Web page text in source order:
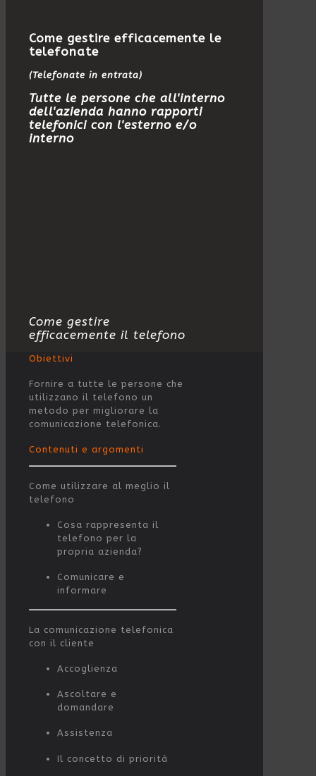
Come gestire efficacemente le
telefonate
(Telefonate in entrata)
Tutte le persone che all'interno
dell'azienda hanno rapporti
telefonici con l'esterno e/o
interno
Come gestire
efficacemente il telefono
Obiettivi
Fornire a tutte le persone che
utilizzano il telefono un
metodo per migliorare la
comunicazione telefonica.
Contenuti e argomenti
Come utilizzare al meglio il
telefono
Cosa rappresenta il
telefono per la
propria azienda?
Comunicare e
informare
La comunicazione telefonica
con il cliente
Accoglienza
Ascoltare e
domandare
Assistenza
Il concetto di priorità